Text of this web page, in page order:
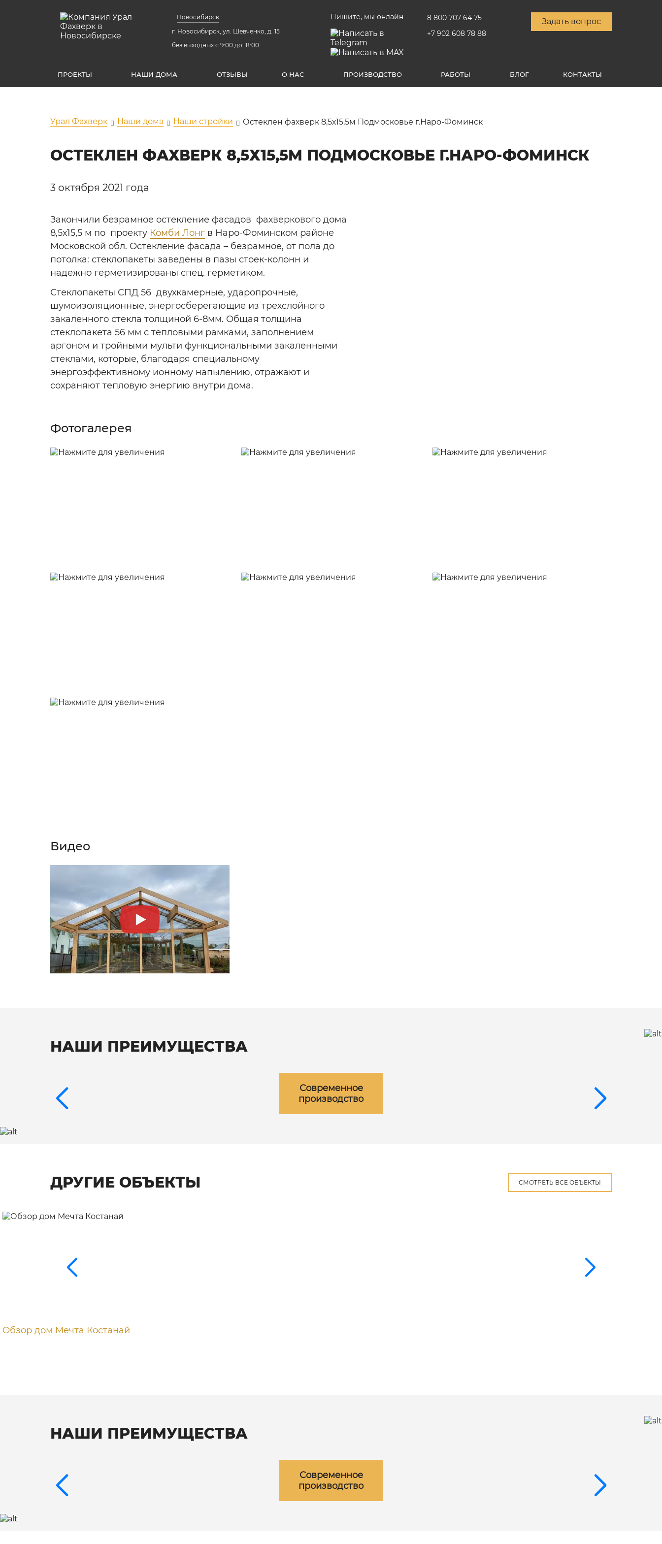
Новосибирск
г. Новосибирск, ул. Шевченко, д. 15
без выходных с 9:00 до 18:00
Пишите, мы онлайн
8 800 707 64 75
+7 902 608 78 88
Задать вопрос
ПРОЕКТЫ НАШИ ДОМА ОТЗЫВЫ О НАС ПРОИЗВОДСТВО РАБОТЫ БЛОГ КОНТАКТЫ
Урал Фахверк Наши дома Наши стройки Остеклен фахверк 8,5х15,5м Подмосковье г.Наро-Фоминск
ОСТЕКЛЕН ФАХВЕРК 8,5Х15,5М ПОДМОСКОВЬЕ Г.НАРО-ФОМИНСК
3 октября 2021 года
Закончили безрамное остекление фасадов фахверкового дома
8,5х15,5 м по проекту Комби Лонг в Наро-Фоминском районе
Московской обл. Остекление фасада – безрамное, от пола до
потолка: стеклопакеты заведены в пазы стоек-колонн и
надежно герметизированы спец. герметиком.
Стеклопакеты СПД 56 двухкамерные, ударопрочные,
шумоизоляционные, энергосберегающие из трехслойного
закаленного стекла толщиной 6-8мм. Общая толщина
стеклопакета 56 мм с тепловыми рамками, заполнением
аргоном и тройными мульти функциональными закаленными
стеклами, которые, блaгoдapя cпeциaльнoмy
энергоэффективному ионному напылению, oтpaжaют и
сохраняют тeплoвyю энepгию внyтpи дома.
Фотогалерея
Видео
НАШИ ПРЕИМУЩЕСТВА
Современное
производство
ДРУГИЕ ОБЪЕКТЫ СМОТРЕТЬ ВСЕ ОБЪЕКТЫ
Обзор дом Мечта Костанай
НАШИ ПРЕИМУЩЕСТВА
Современное
производство